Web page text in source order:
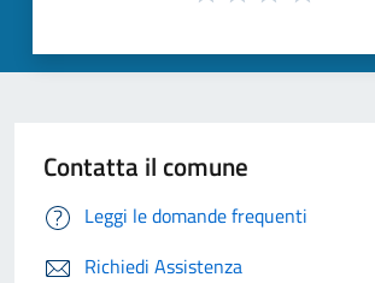
Contatta il comune
Leggi le domande frequenti
Richiedi Assistenza